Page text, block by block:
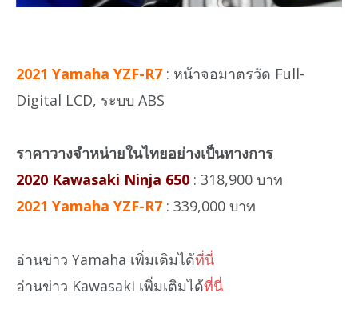
2021 Yamaha YZF-R7 : หน้าจอมาตรวัด Full-
Digital LCD, ระบบ ABS
ราคาวางจำหน่ายในไทยอย่างเป็นทางการ
2020 Kawasaki Ninja 650 : 318,900 บาท
2021 Yamaha YZF-R7 : 339,000 บาท
อ่านข่าว Yamaha เพิ่มเติมได้ที่นี่
อ่านข่าว Kawasaki เพิ่มเติมได้ที่นี่